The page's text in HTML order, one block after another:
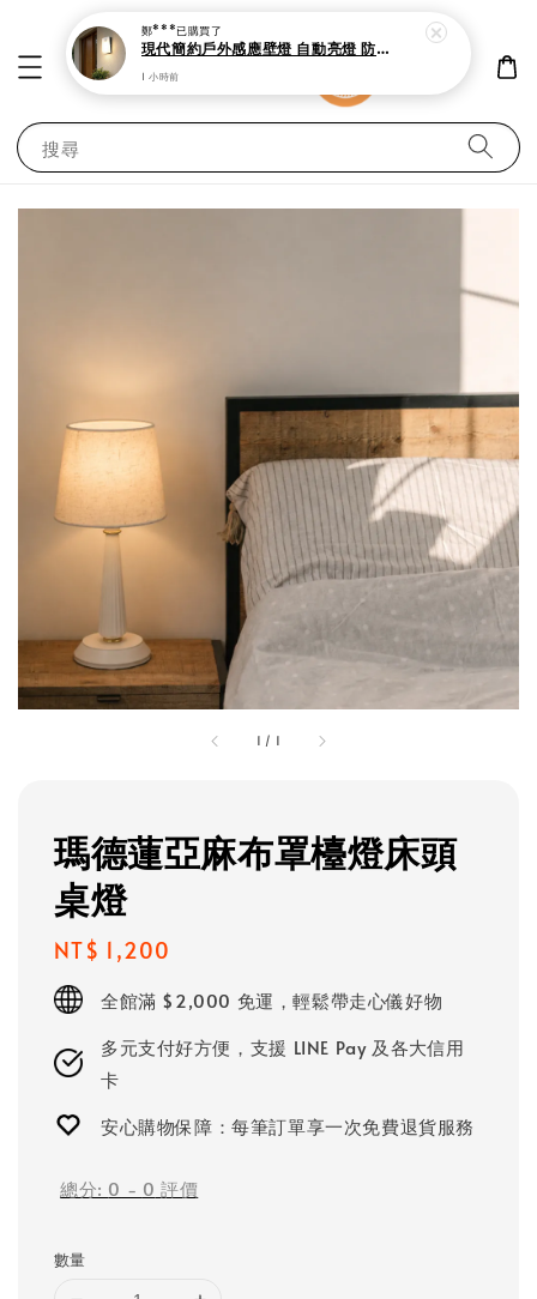
搜尋
1 / 1
瑪德蓮亞麻布罩檯燈床頭
桌燈
Regular
price
NT$ 1,200
全館滿 $2,000 免運，輕鬆帶走心儀好物
多元支付好方便，支援 LINE Pay 及各大信用
卡
安心購物保障：每筆訂單享一次免費退貨服務
總分: 0 - 0 評價
數量